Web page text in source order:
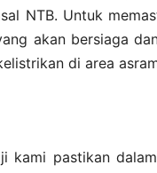
NTB. Untuk
akan bersiaga
di area
kami pastikan